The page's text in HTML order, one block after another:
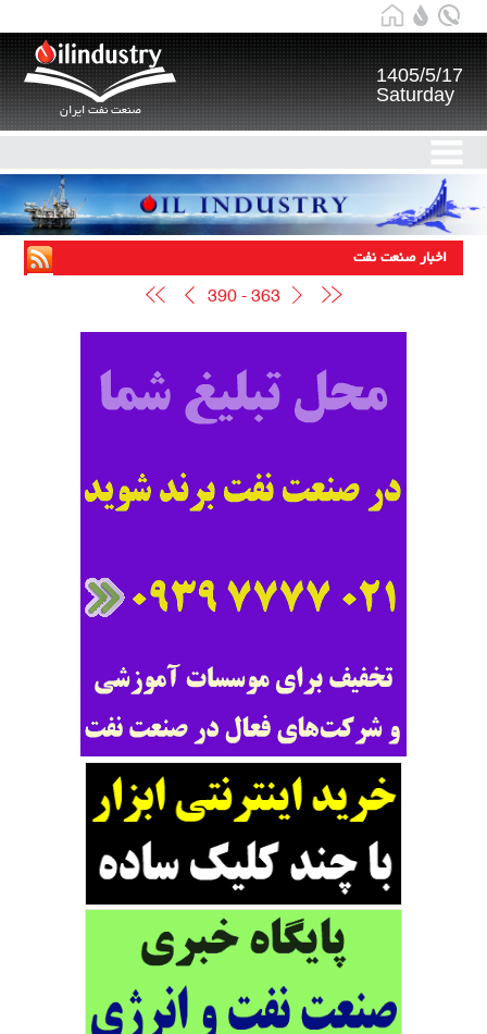
صنعت نفت ایران
1405/5/17
Saturday
اخبار صنعت نفت
390 - 363